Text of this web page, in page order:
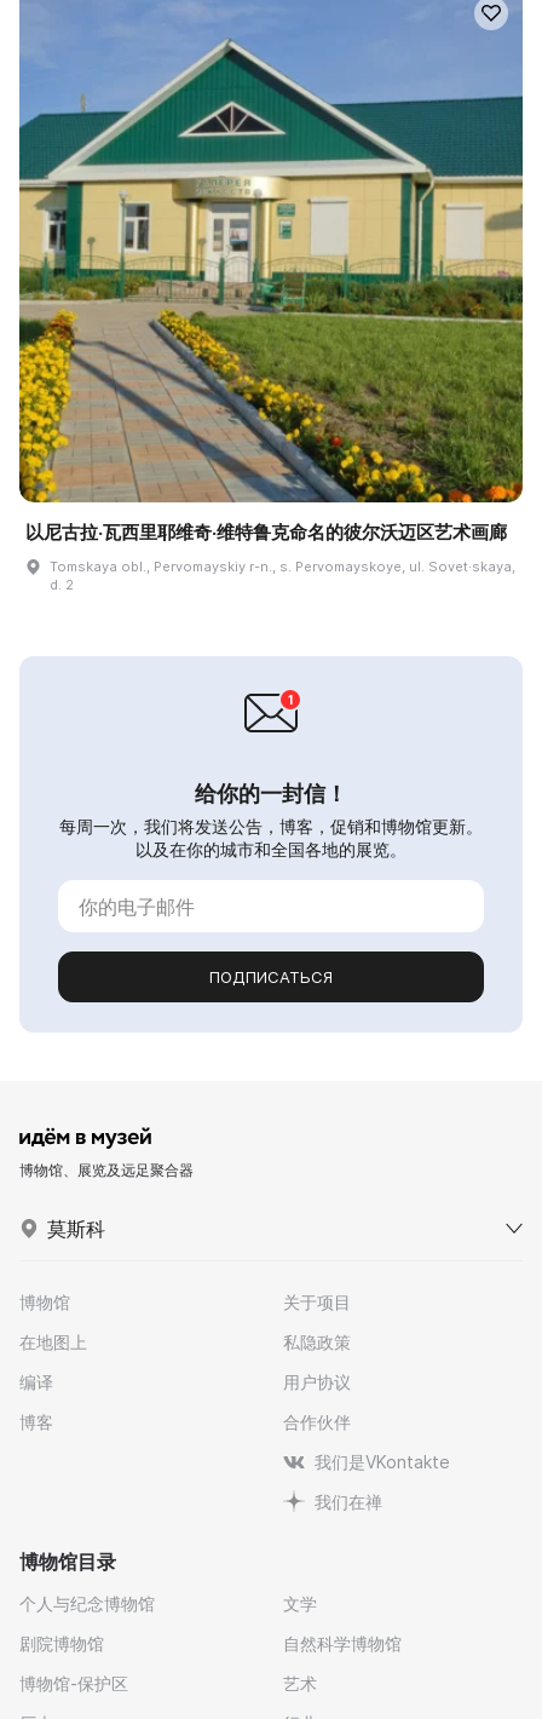
以尼古拉·瓦西里耶维奇·维特鲁克命名的彼尔沃迈区艺术画廊
Tomskaya obl., Pervomayskiy r-n., s. Pervomayskoye, ul. Sovet·skaya,
d. 2
给你的一封信！
每周一次，我们将发送公告，博客，促销和博物馆更新。
以及在你的城市和全国各地的展览。
ПОДПИСАТЬСЯ
博物馆、展览及远足聚合器
莫斯科
博物馆
在地图上
编译
博客
关于项目
私隐政策
用户协议
合作伙伴
我们是VKontakte
我们在禅
博物馆目录
个人与纪念博物馆
剧院博物馆
博物馆-保护区
文学
自然科学博物馆
艺术